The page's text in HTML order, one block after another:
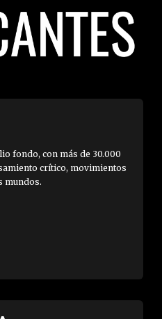
fondo, con más de 30.000
crítico, movimientos
mundos.